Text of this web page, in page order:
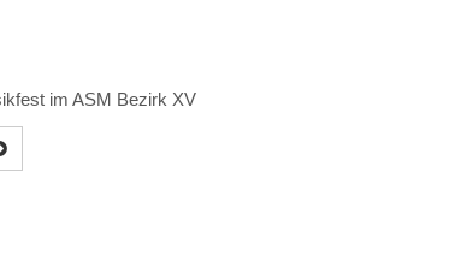
im ASM Bezirk XV